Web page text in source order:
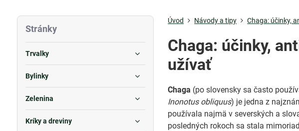
Úvod Návody a tipy Chaga: účinky,
Chaga: účinky,
užívať
Chaga (po slovensky sa často
Inonotus obliquus) je jedna z
používala najmä v severských a
posledných rokoch sa stala
Stránky
Trvalky
Bylinky
Zelenina
Kríky a dreviny